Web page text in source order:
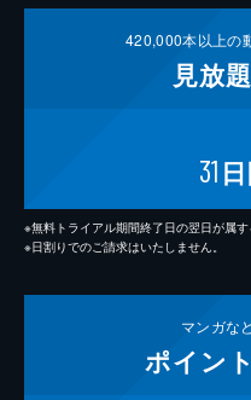
420,000本以上の
見放題
31
※無料トライアル期間終了日の翌日が属す
※日割りでのご請求はいたしません。
マンガな
ポイント